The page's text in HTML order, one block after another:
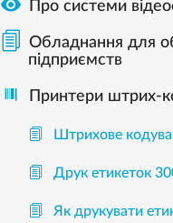
 Про системи
Обладнання для
підприємств
Принтери штрих-
Штрихове
Друк етикеток
Як друкувати